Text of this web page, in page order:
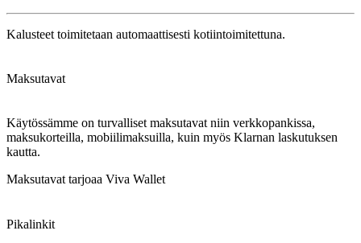
Kalusteet toimitetaan automaattisesti kotiintoimitettuna.
Maksutavat
Käytössämme on turvalliset maksutavat niin verkkopankissa,
maksukorteilla, mobiilimaksuilla, kuin myös Klarnan laskutuksen
kautta.
Maksutavat tarjoaa Viva Wallet
Pikalinkit